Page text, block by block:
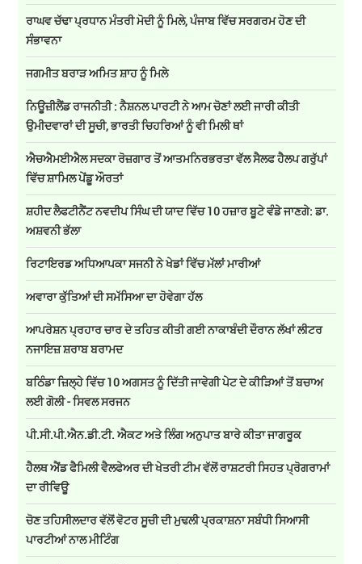
ਰਾਘਵ ਚੱਢਾ ਪ੍ਰਧਾਨ ਮੰਤਰੀ ਮੋਦੀ ਨੂੰ ਮਿਲੇ, ਪੰਜਾਬ ਵਿੱਚ ਸਰਗਰਮ ਹੋਣ ਦੀ
ਸੰਭਾਵਨਾ
ਜਗਮੀਤ ਬਰਾੜ ਅਮਿਤ ਸ਼ਾਹ ਨੂੰ ਮਿਲੇ
ਨਿਊਜ਼ੀਲੈਂਡ ਰਾਜਨੀਤੀ : ਨੈਸ਼ਨਲ ਪਾਰਟੀ ਨੇ ਆਮ ਚੋਣਾਂ ਲਈ ਜਾਰੀ ਕੀਤੀ
ਉਮੀਦਵਾਰਾਂ ਦੀ ਸੂਚੀ, ਭਾਰਤੀ ਚਿਹਰਿਆਂ ਨੂੰ ਵੀ ਮਿਲੀ ਥਾਂ
ਐਚਐਮਈਐਲ ਸਦਕਾ ਰੋਜ਼ਗਾਰ ਤੋਂ ਆਤਮਨਿਰਭਰਤਾ ਵੱਲ ਸੈਲਫ ਹੈਲਪ ਗਰੁੱਪਾਂ
ਵਿੱਚ ਸ਼ਾਮਿਲ ਪੇਂਡੂ ਔਰਤਾਂ
ਸ਼ਹੀਦ ਲੈਫਟੀਨੈਂਟ ਨਵਦੀਪ ਸਿੰਘ ਦੀ ਯਾਦ ਵਿੱਚ 10 ਹਜ਼ਾਰ ਬੂਟੇ ਵੰਡੇ ਜਾਣਗੇ: ਡਾ.
ਅਸ਼ਵਨੀ ਭੱਲਾ
ਰਿਟਾਇਰਡ ਅਧਿਆਪਕਾ ਸਜਨੀ ਨੇ ਖੇਡਾਂ ਵਿੱਚ ਮੱਲਾਂ ਮਾਰੀਆਂ
ਅਵਾਰਾ ਕੁੱਤਿਆਂ ਦੀ ਸਮੱਸਿਆ ਦਾ ਹੋਵੇਗਾ ਹੱਲ
ਆਪਰੇਸ਼ਨ ਪ੍ਰਹਾਰ ਚਾਰ ਦੇ ਤਹਿਤ ਕੀਤੀ ਗਈ ਨਾਕਾਬੰਦੀ ਦੌਰਾਨ ਲੱਖਾਂ ਲੀਟਰ
ਨਜਾਇਜ਼ ਸ਼ਰਾਬ ਬਰਾਮਦ
ਬਠਿੰਡਾ ਜ਼ਿਲ੍ਹੇ ਵਿੱਚ 10 ਅਗਸਤ ਨੂੰ ਦਿੱਤੀ ਜਾਵੇਗੀ ਪੇਟ ਦੇ ਕੀੜਿਆਂ ਤੋਂ ਬਚਾਅ
ਲਈ ਗੋਲੀ - ਸਿਵਲ ਸਰਜਨ
ਪੀ.ਸੀ.ਪੀ.ਐਨ.ਡੀ.ਟੀ. ਐਕਟ ਅਤੇ ਲਿੰਗ ਅਨੁਪਾਤ ਬਾਰੇ ਕੀਤਾ ਜਾਗਰੂਕ
ਹੈਲਥ ਐਂਡ ਫੈਮਿਲੀ ਵੈਲਫੇਅਰ ਦੀ ਖੇਤਰੀ ਟੀਮ ਵੱਲੋਂ ਰਾਸ਼ਟਰੀ ਸਿਹਤ ਪ੍ਰੋਗਰਾਮਾਂ
ਦਾ ਰੀਵਿਊ
ਚੋਣ ਤਹਿਸੀਲਦਾਰ ਵੱਲੋਂ ਵੋਟਰ ਸੂਚੀ ਦੀ ਮੁਢਲੀ ਪ੍ਰਕਾਸ਼ਨਾ ਸਬੰਧੀ ਸਿਆਸੀ
ਪਾਰਟੀਆਂ ਨਾਲ ਮੀਟਿੰਗ